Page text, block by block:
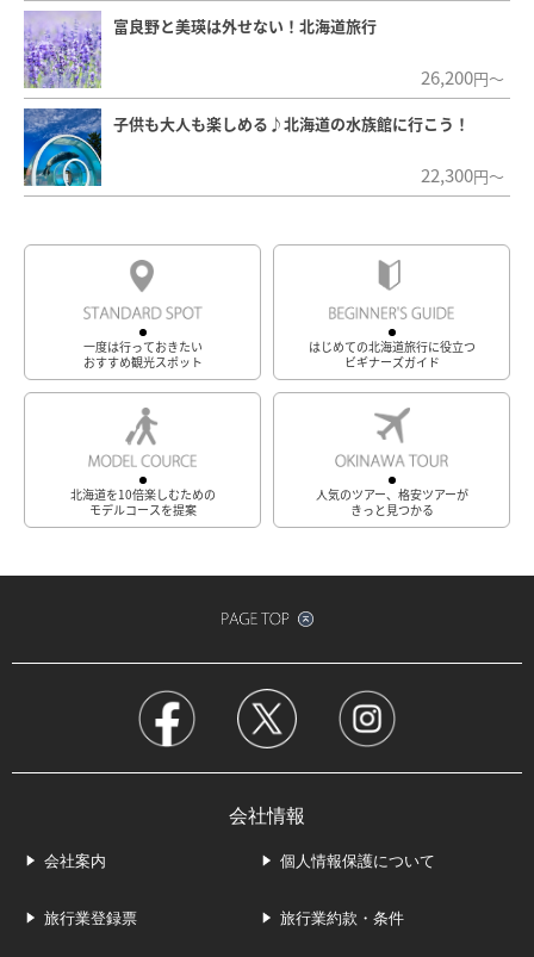
富良野と美瑛は外せない！北海道旅行
26,200円～
子供も大人も楽しめる♪北海道の水族館に行こう！
22,300円～
一度は行っておきたい
おすすめ観光スポット
はじめての北海道旅行に役立つ
ビギナーズガイド
北海道を10倍楽しむための
モデルコースを提案
人気のツアー、格安ツアーが
きっと見つかる
会社情報
会社案内 個人情報保護について
旅行業登録票 旅行業約款・条件